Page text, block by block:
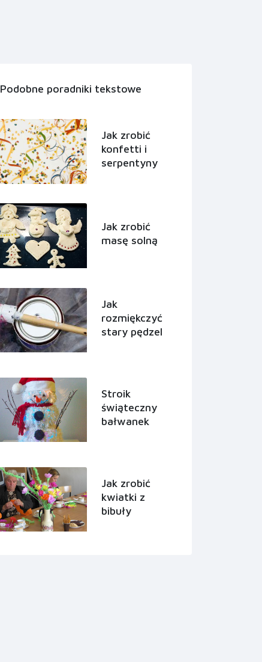
Podobne poradniki tekstowe
Jak zrobić
konfetti i
serpentyny
Jak zrobić
masę solną
Jak
rozmiękczyć
stary pędzel
Stroik
świąteczny
bałwanek
Jak zrobić
kwiatki z
bibuły